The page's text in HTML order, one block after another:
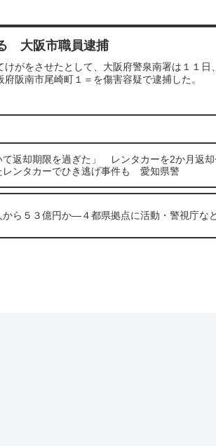
大阪市職員逮捕
けがをさせたとして、大阪府警泉南署は１１日
阪南市尾崎町１＝を傷害容疑で逮捕した。
て返却期限を過ぎた」 レンタカーを2か月返
ンタカーでひき逃げ事件も 愛知県警
ら５３億円か―４都県拠点に活動・警視庁な